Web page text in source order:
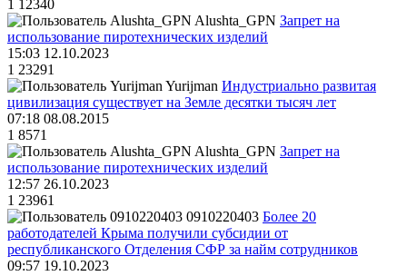
1 12340
Alushta_GPN Запрет на
использование пиротехнических изделий
15:03 12.10.2023
1 23291
Yurijman Индустриально развитая
цивилизация существует на Земле десятки тысяч лет
07:18 08.08.2015
1 8571
Alushta_GPN Запрет на
использование пиротехнических изделий
12:57 26.10.2023
1 23961
0910220403 Более 20
работодателей Крыма получили субсидии от
республиканского Отделения СФР за найм сотрудников
09:57 19.10.2023